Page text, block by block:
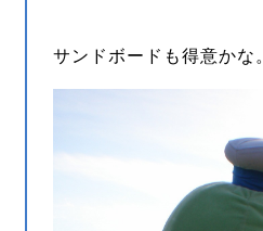
サンドボードも得意かな